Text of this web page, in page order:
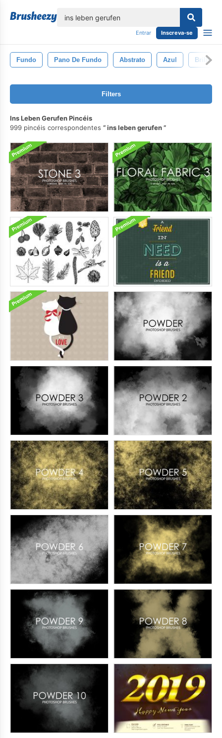
Entrar Inscreva-se
Fundo Pano De Fundo Abstrato Azul Brilhante
Filters
Ins Leben Gerufen Pincéis
999 pincéis correspondentes
ins leben gerufen